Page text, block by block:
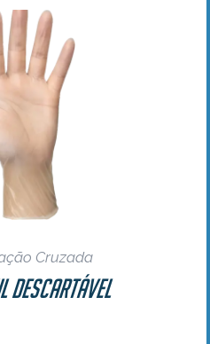
Cruzada
Descartável